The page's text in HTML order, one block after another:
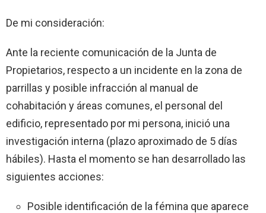
De mi consideración:
Ante la reciente comunicación de la Junta de
Propietarios, respecto a un incidente en la zona de
parrillas y posible infracción al manual de
cohabitación y áreas comunes, el personal del
edificio, representado por mi persona, inició una
investigación interna (plazo aproximado de 5 días
hábiles). Hasta el momento se han desarrollado las
siguientes acciones:
Posible identificación de la fémina que aparece